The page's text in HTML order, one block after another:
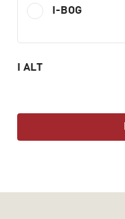
I-BOG
I ALT